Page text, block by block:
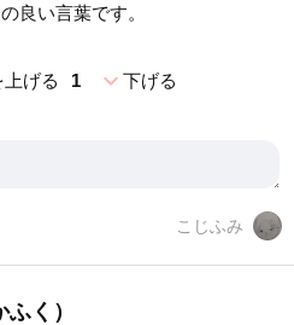
良い言葉です。
げる 1 expand_more下げる
こじふみ
く）